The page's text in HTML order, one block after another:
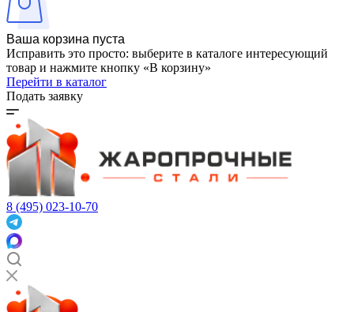
Ваша корзина пуста
Исправить это просто: выберите в каталоге интересующий
товар и нажмите кнопку «В корзину»
Перейти в каталог
Подать заявку
8 (495) 023-10-70